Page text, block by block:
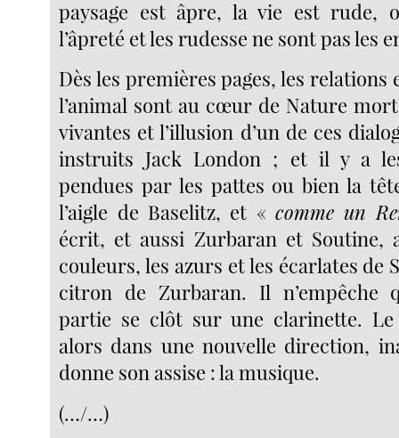
paysage est âpre, la vie est rude,
l’âpreté et les rudesse ne sont pas les
Dès les premières pages, les relations
l’animal sont au cœur de Nature
vivantes et l’illusion d’un de ces
instruits Jack London ; et il y a
pendues par les pattes ou bien la
l’aigle de Baselitz, et « comme un
écrit, et aussi Zurbaran et Soutine,
couleurs, les azurs et les écarlates de
citron de Zurbaran. Il n’empêche
partie se clôt sur une clarinette.
alors dans une nouvelle direction,
donne son assise : la musique.
(…/…)